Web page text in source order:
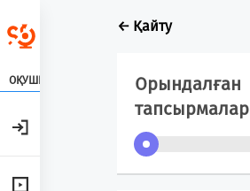
ОҚУШЫ
← Қайту
Орындалған
тапсырмалар